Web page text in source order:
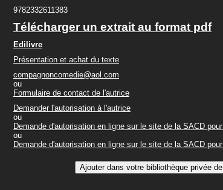
9782332611383
Télécharger un extrait au format pdf
Edilivre
Présentation et achat du texte
compagnoncomedie@aol.com
ou
Formulaire de contact de l'autrice
Demander l'autorisation à l'autrice
ou
Demande d'autorisation en ligne sur le site de la SACD pour
ou
Demande d'autorisation en ligne sur le site de la SACD pour